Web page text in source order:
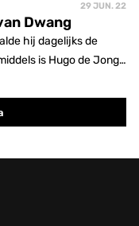
29 JUN. 22
Dwang
hij dagelijks de
is Hugo de Jonge
We spreken
zijn plannen.n